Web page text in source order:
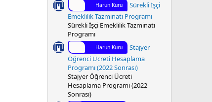
Harun Kuru
Sürekli İşçi
Emeklilik Tazminatı Programı
Sürekli İşçi Emeklilik Tazminatı
Programı
Harun Kuru
Stajyer
Öğrenci Ücreti Hesaplama
Programı (2022 Sonrası)
Stajyer Öğrenci Ücreti
Hesaplama Programı (2022
Sonrası)